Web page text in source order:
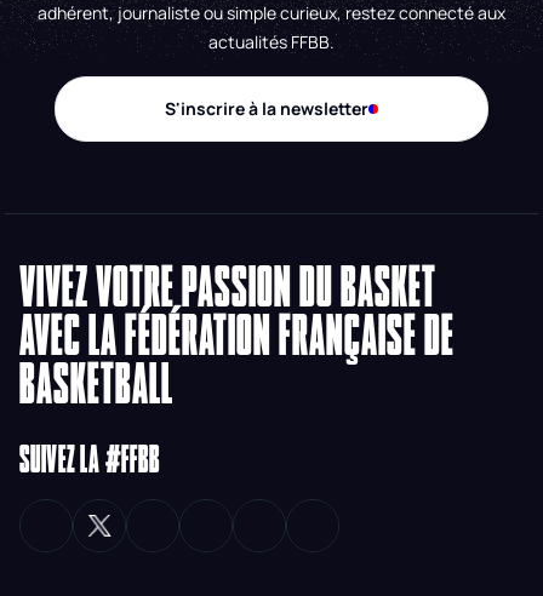
adhérent, journaliste ou simple curieux, restez connecté aux
actualités FFBB.
S'inscrire à la newsletter
VIVEZ VOTRE PASSION DU BASKET
AVEC LA FÉDÉRATION FRANÇAISE DE
BASKETBALL
SUIVEZ LA #FFBB